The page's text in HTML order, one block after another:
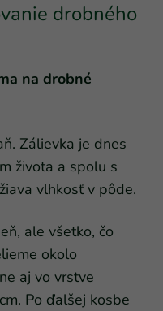
drobného
na drobné
Zálievka je dnes
života a spolu s
vlhkosť v pôde.
ale všetko, čo
okolo
aj vo vrstve
Po ďalšej kosbe